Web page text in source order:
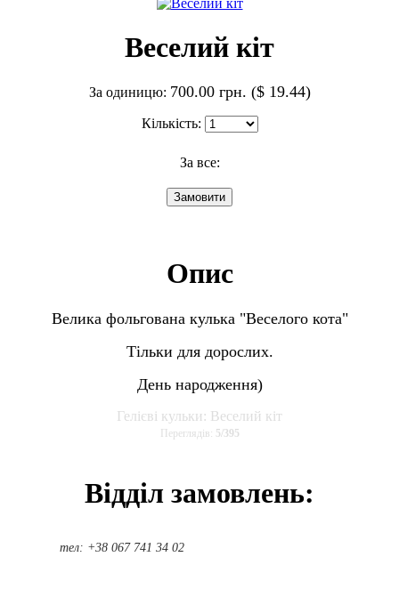
Веселий кіт
За одиницю: 700.00 грн. ($ 19.44)
Кількість:
За все:
Опис
Велика фольгована кулька "Веселого кота"
Тільки для дорослих.
День народження)
Гелієві кульки: Веселий кіт
Переглядів: 5/395
Відділ замовлень:
тел: +38 067 741 34 02